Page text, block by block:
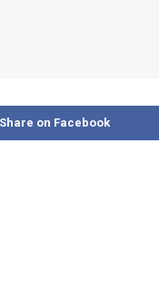
Share on Facebook